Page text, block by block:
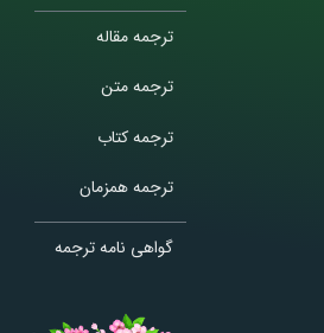
ترجمه مقاله
ترجمه متن
ترجمه کتاب
ترجمه همزمان
گواهی نامه ترجمه